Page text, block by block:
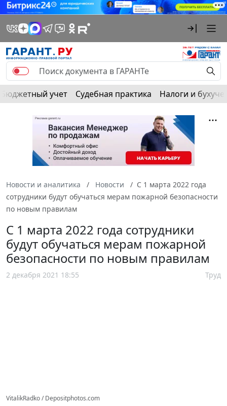
Бюджетный учет Судебная практика Налоги и
Новости и аналитика Новости
С 1 марта 2022 года
сотрудники будут обучаться мерам пожарной безопасности
по новым правилам
С 1 марта 2022 года сотрудники
будут обучаться мерам пожарной
безопасности по новым правилам
2 декабря 2021 18:55 Труд
VitalikRadko / Depositphotos.com